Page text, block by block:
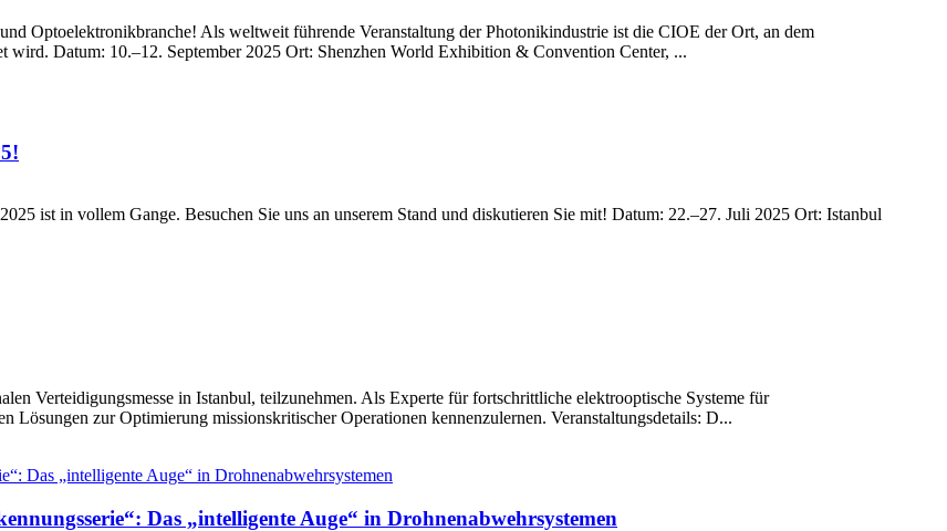
Optoelektronikbranche! Als weltweit führende Veranstaltung der Photonikindustrie ist die CIOE der Ort, an dem
wird. Datum: 10.–12. September 2025 Ort: Shenzhen World Exhibition & Convention Center, ...
ist in vollem Gange. Besuchen Sie uns an unserem Stand und diskutieren Sie mit! Datum: 22.–27. Juli 2025 Ort: Istanbul
Verteidigungsmesse in Istanbul, teilzunehmen. Als Experte für fortschrittliche elektrooptische Systeme für
Lösungen zur Optimierung missionskritischer Operationen kennenzulernen. Veranstaltungsdetails: D...
Das „intelligente Auge“ in Drohnenabwehrsystemen